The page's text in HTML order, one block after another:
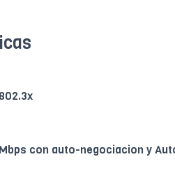
con auto-negociacion y